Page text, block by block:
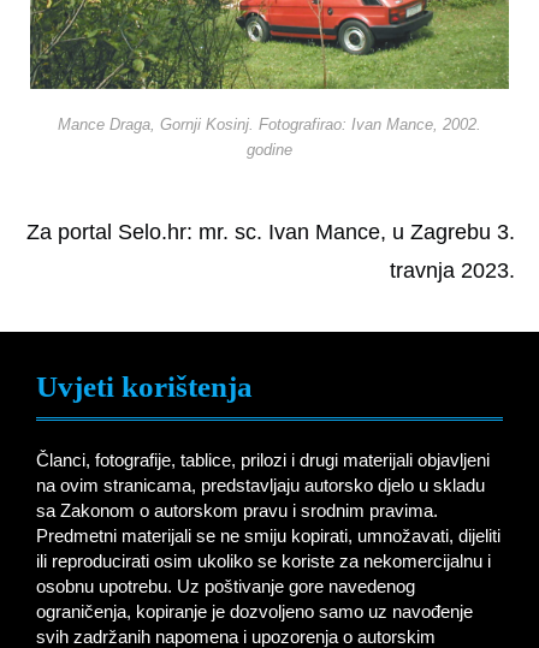
Mance Draga, Gornji Kosinj. Fotografirao: Ivan Mance, 2002.
godine
Za portal Selo.hr: mr. sc. Ivan Mance, u Zagrebu 3.
travnja 2023.
Uvjeti korištenja
Članci, fotografije, tablice, prilozi i drugi materijali objavljeni
na ovim stranicama, predstavljaju autorsko djelo u skladu
sa Zakonom o autorskom pravu i srodnim pravima.
Predmetni materijali se ne smiju kopirati, umnožavati, dijeliti
ili reproducirati osim ukoliko se koriste za nekomercijalnu i
osobnu upotrebu. Uz poštivanje gore navedenog
ograničenja, kopiranje je dozvoljeno samo uz navođenje
svih zadržanih napomena i upozorenja o autorskim